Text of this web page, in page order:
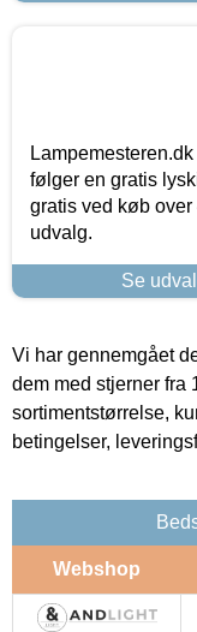
følger en gratis
gratis ved køb over
udvalg.
Se
Vi har gennemgået
dem med stjerner fra
sortimentstørrelse,
betingelser,
Webshop